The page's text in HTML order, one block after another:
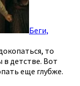
Беги,
то
детстве. Вот
еще глубже.